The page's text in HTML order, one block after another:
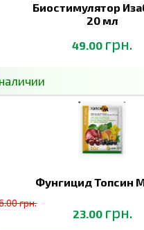
Биостимулятор
20 мл
49.00 грн.
Фунгицид Топсин
23.00 грн.
грн.